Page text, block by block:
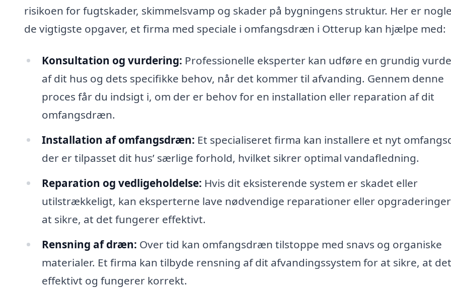
risikoen for fugtskader, skimmelsvamp og skader på bygningens struktur. Her er
de vigtigste opgaver, et firma med speciale i omfangsdræn i Otterup kan hjælpe med:
Konsultation og vurdering: Professionelle eksperter kan udføre en grundig
af dit hus og dets specifikke behov, når det kommer til afvanding. Gennem denne
proces får du indsigt i, om der er behov for en installation eller reparation af dit
omfangsdræn.
Installation af omfangsdræn: Et specialiseret firma kan installere et nyt
der er tilpasset dit hus’ særlige forhold, hvilket sikrer optimal vandafledning.
Reparation og vedligeholdelse: Hvis dit eksisterende system er skadet eller
utilstrækkeligt, kan eksperterne lave nødvendige reparationer eller
at sikre, at det fungerer effektivt.
Rensning af dræn: Over tid kan omfangsdræn tilstoppe med snavs og organiske
materialer. Et firma kan tilbyde rensning af dit afvandingssystem for at sikre, at
effektivt og fungerer korrekt.